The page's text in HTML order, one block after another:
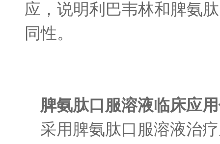
应，说明利巴韦林和脾氨
同性。
脾氨肽口服溶液临床应
采用脾氨肽口服溶液治